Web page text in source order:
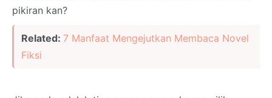
pikiran kan?
Related: 7 Manfaat Mengejutkan Membaca Novel
Fiksi